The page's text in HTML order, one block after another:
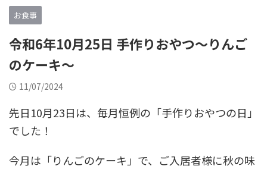
お食事
令和6年10月25日 手作りおやつ～りんご
のケーキ～
11/07/2024
先日10月23日は、毎月恒例の「手作りおやつの日」
でした！
今月は「りんごのケーキ」で、ご入居者様に秋の味